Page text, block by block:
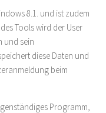
8.1. und ist zudem
Tools wird der User
und sein
diese Daten und
beim
Programm,